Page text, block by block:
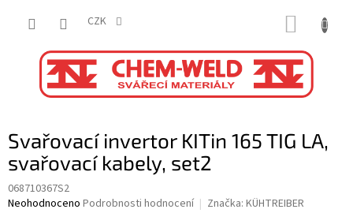
CZK
Svařovací invertor KITin 165 TIG LA,
svařovací kabely, set2
068710367S2
Průměrné
Neohodnoceno Podrobnosti hodnocení Značka: KÜHTREIBER